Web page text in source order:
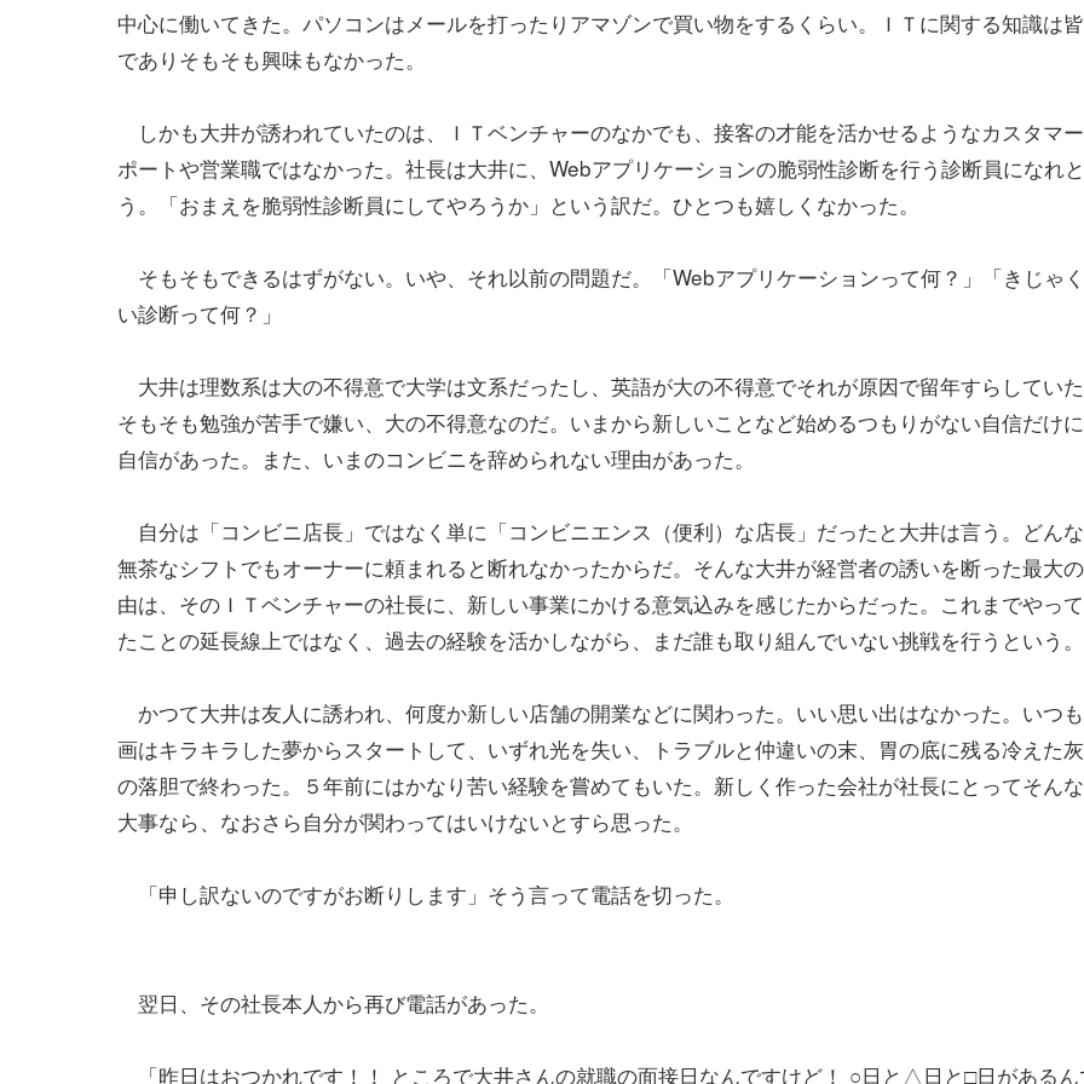
中心に働いてきた。パソコンはメールを打ったりアマゾンで買い物をするくらい。ＩＴに関する知識は
でありそもそも興味もなかった。
しかも大井が誘われていたのは、ＩＴベンチャーのなかでも、接客の才能を活かせるようなカスタマ
ポートや営業職ではなかった。社長は大井に、Webアプリケーションの脆弱性診断を行う診断員になれ
う。「おまえを脆弱性診断員にしてやろうか」という訳だ。ひとつも嬉しくなかった。
そもそもできるはずがない。いや、それ以前の問題だ。「Webアプリケーションって何？」「きじゃ
い診断って何？」
大井は理数系は大の不得意で大学は文系だったし、英語が大の不得意でそれが原因で留年すらしていた
そもそも勉強が苦手で嫌い、大の不得意なのだ。いまから新しいことなど始めるつもりがない自信だけ
自信があった。また、いまのコンビニを辞められない理由があった。
自分は「コンビニ店長」ではなく単に「コンビニエンス（便利）な店長」だったと大井は言う。どん
無茶なシフトでもオーナーに頼まれると断れなかったからだ。そんな大井が経営者の誘いを断った最大
由は、そのＩＴベンチャーの社長に、新しい事業にかける意気込みを感じたからだった。これまでやっ
たことの延長線上ではなく、過去の経験を活かしながら、まだ誰も取り組んでいない挑戦を行うという。
かつて大井は友人に誘われ、何度か新しい店舗の開業などに関わった。いい思い出はなかった。いつ
画はキラキラした夢からスタートして、いずれ光を失い、トラブルと仲違いの末、胃の底に残る冷えた
の落胆で終わった。５年前にはかなり苦い経験を嘗めてもいた。新しく作った会社が社長にとってそん
大事なら、なおさら自分が関わってはいけないとすら思った。
「申し訳ないのですがお断りします」そう言って電話を切った。
翌日、その社長本人から再び電話があった。
「昨日はおつかれです！！ ところで大井さんの就職の面接日なんですけど！ ○日と△日と□日がある